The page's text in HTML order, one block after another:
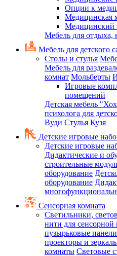
Опции к
Медицинская
Медицинский
Мебель для отдыха,
Мебель для детского
Столы и стулья
Мебель для
комнат Мольберты
Игровые
помещений
Детская мебель
психолога для
Вуди Стулья Кузя
Детские игровые
Детские игровые
Дидактические и
строительные
оборудование
оборудование
Сенсорная комната
Светильники,
нити для сенсорной
пузырьковые
проекторы и
комнаты Световые